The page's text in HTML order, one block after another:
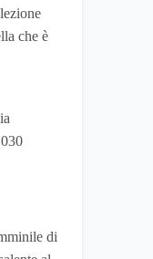
che è
di